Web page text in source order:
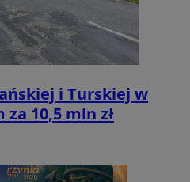
i Turskiej w
za 10,5 mln zł